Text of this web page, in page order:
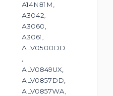
A14N81M,
A3042,
A3060,
A3061,
ALV0500DD
ALV0849UX,
ALV0857DD,
ALV0857WA,